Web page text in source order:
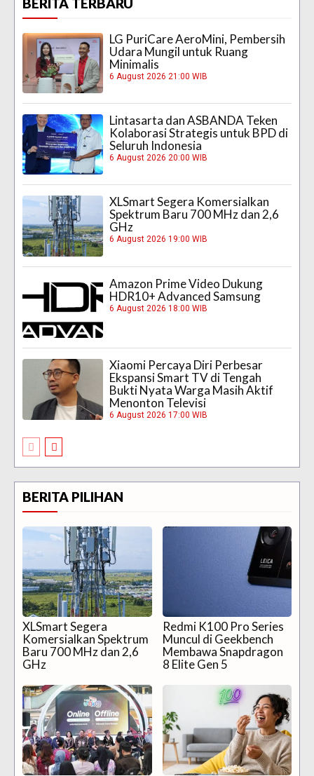
LG PuriCare AeroMini, Pembersih
Udara Mungil untuk Ruang
Minimalis
6 August 2026 21:00 WIB
Lintasarta dan ASBANDA Teken
Kolaborasi Strategis untuk BPD di
Seluruh Indonesia
6 August 2026 20:00 WIB
XLSmart Segera Komersialkan
Spektrum Baru 700 MHz dan 2,6
GHz
6 August 2026 19:00 WIB
Amazon Prime Video Dukung
HDR10+ Advanced Samsung
6 August 2026 18:00 WIB
Xiaomi Percaya Diri Perbesar
Ekspansi Smart TV di Tengah
Bukti Nyata Warga Masih Aktif
Menonton Televisi
6 August 2026 17:00 WIB
BERITA PILIHAN
XLSmart Segera
Komersialkan Spektrum
Baru 700 MHz dan 2,6
GHz
Redmi K100 Pro Series
Muncul di Geekbench
Membawa Snapdragon
8 Elite Gen 5